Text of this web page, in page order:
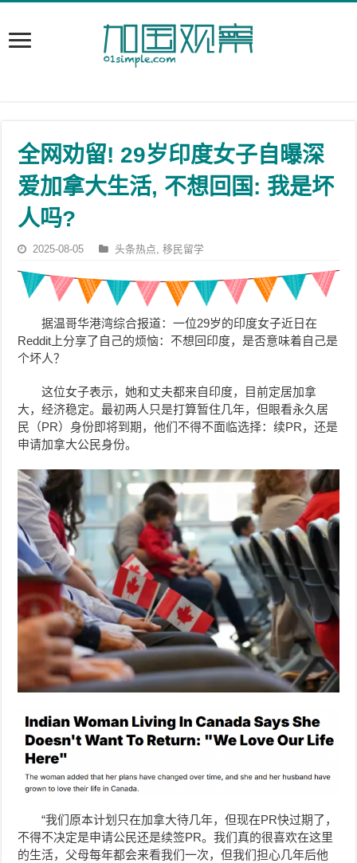
全网劝留! 29岁印度女子自曝深
爱加拿大生活, 不想回国: 我是坏
人吗?
2025-08-05 头条热点,移民留学
据温哥华港湾综合报道：一位29岁的印度女子近日在
Reddit上分享了自己的烦恼：不想回印度，是否意味着自己是
个坏人？
这位女子表示，她和丈夫都来自印度，目前定居加拿
大，经济稳定。最初两人只是打算暂住几年，但眼看永久居
民（PR）身份即将到期，他们不得不面临选择：续PR，还是
申请加拿大公民身份。
“我们原本计划只在加拿大待几年，但现在PR快过期了，
不得不决定是申请公民还是续签PR。我们真的很喜欢在这里
的生活，父母每年都会来看我们一次，但我们担心几年后他